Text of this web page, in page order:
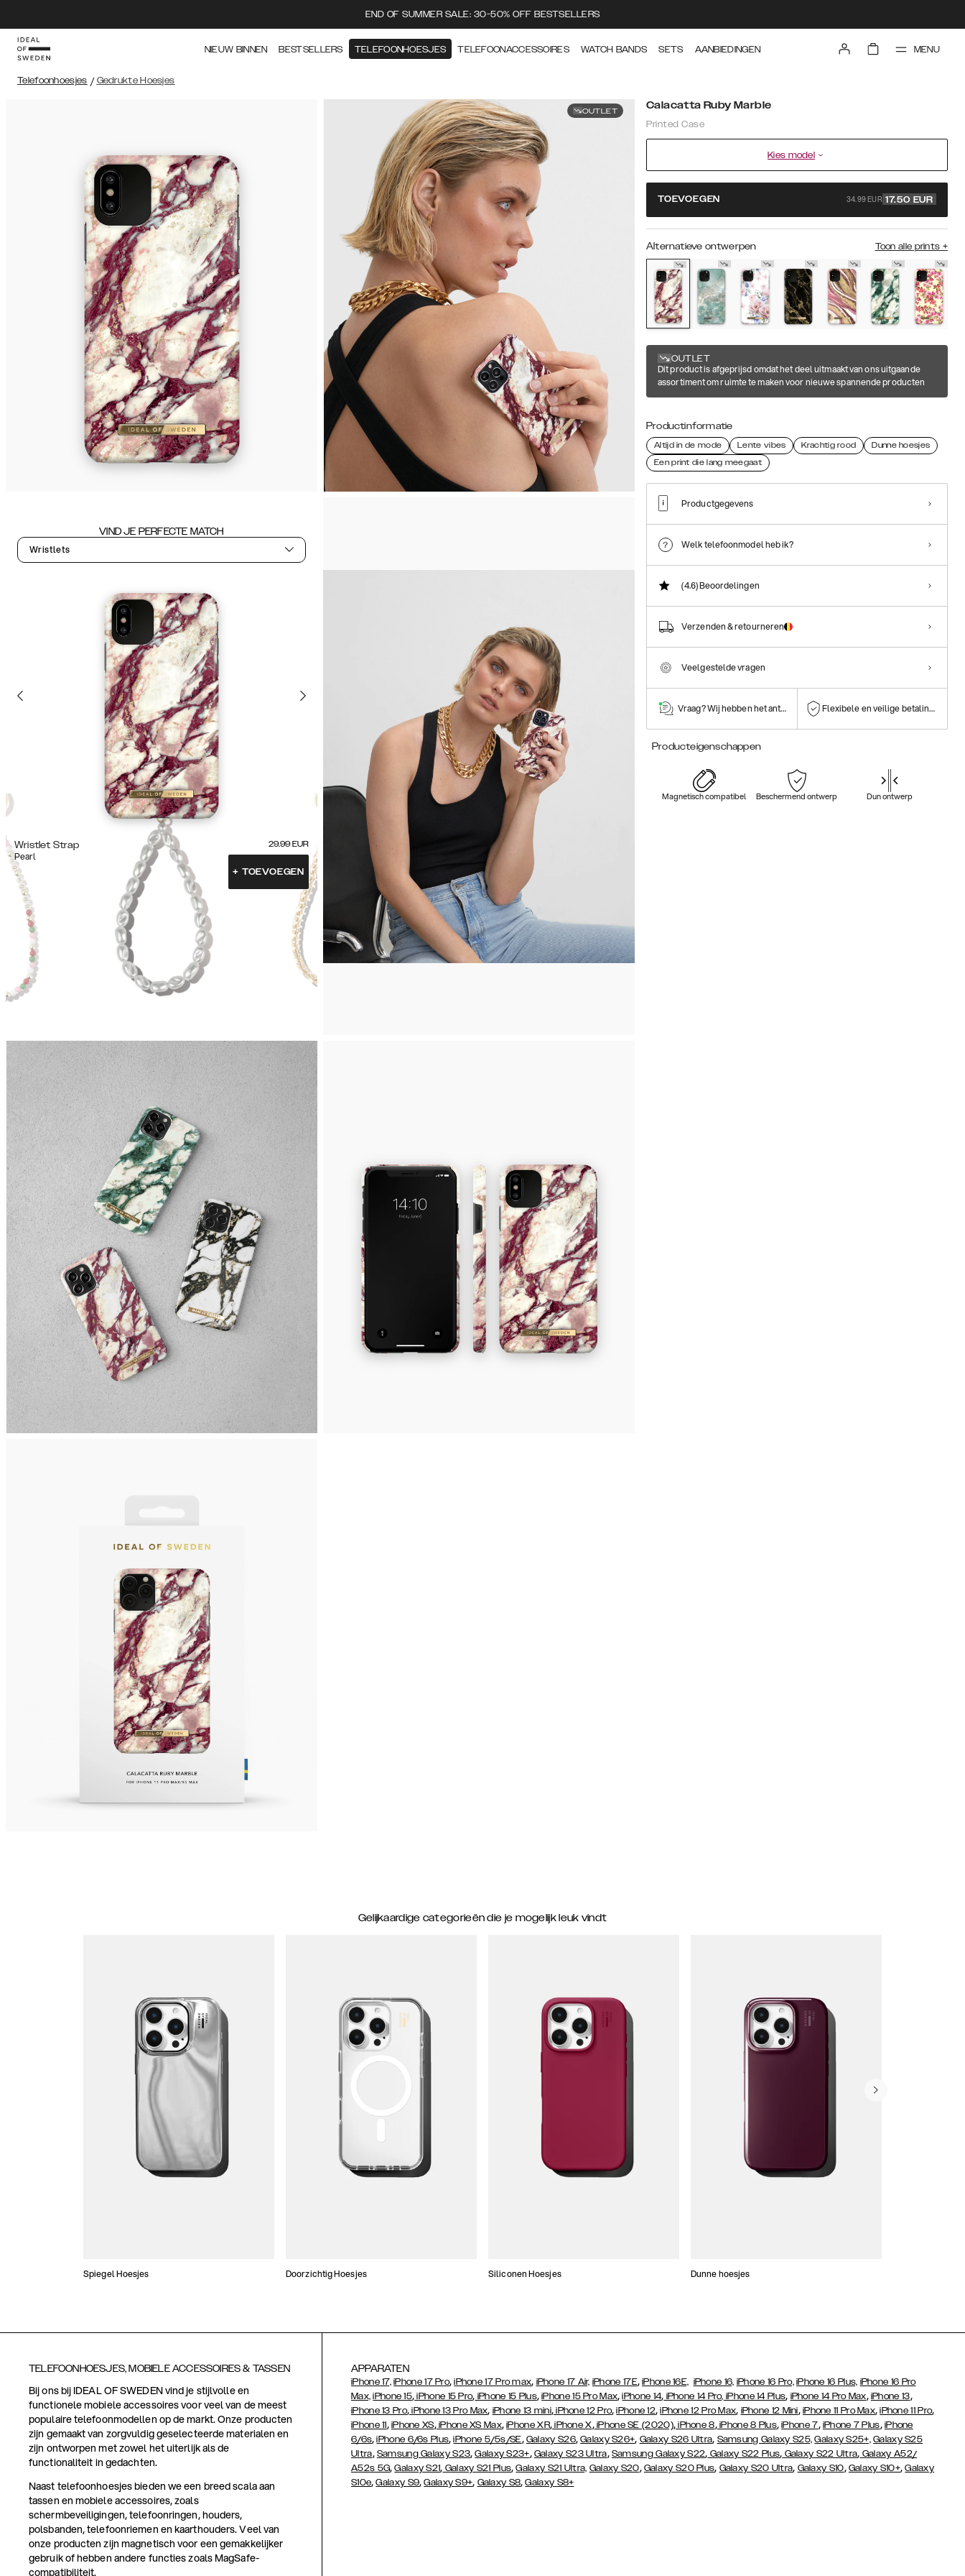
END OF SUMMER SALE: 30-50% OFF BESTSELLERS
NIEUW BINNEN BESTSELLERS TELEFOONHOESJES TELEFOONACCESSOIRES WATCH BANDS SETS AANBIEDINGEN MENU
Telefoonhoesjes / Gedrukte Hoesjes
OUTLET
VIND JE PERFECTE MATCH
Wristlets
Wristlet Strap
Pearl
29.99 EUR
+ TOEVOEGEN
Calacatta Ruby Marble
Printed Case
Kies model
TOEVOEGEN 34.99 EUR 17.50 EUR
Alternatieve ontwerpen Toon alle prints +
OUTLET
Dit product is afgeprijsd omdat het deel uitmaakt van ons uitgaande
assortiment om ruimte te maken voor nieuwe spannende producten
Productinformatie
Altijd in de mode Lente vibes Krachtig rood
Dunne hoesjes
Een print die lang meegaat
Productgegevens
Welk telefoonmodel heb ik?
(4.6)Beoordelingen
Verzenden & retourneren
Veelgestelde vragen
Vraag? Wij hebben het antwoord! Flexibele en veilige betalingen
Producteigenschappen
Magnetisch compatibel Beschermend ontwerp Dun ontwerp
Gelijkaardige categorieën die je mogelijk leuk vindt
Spiegel Hoesjes Doorzichtig Hoesjes Siliconen Hoesjes Dunne hoesjes
TELEFOONHOESJES, MOBIELE ACCESSOIRES & TASSEN
Bij ons bij IDEAL OF SWEDEN vind je stijlvolle en
functionele mobiele accessoires voor veel van de meest
populaire telefoonmodellen op de markt. Onze producten
zijn gemaakt van zorgvuldig geselecteerde materialen en
zijn ontworpen met zowel het uiterlijk als de
functionaliteit in gedachten.
Naast telefoonhoesjes bieden we een breed scala aan
tassen en mobiele accessoires, zoals
schermbeveiligingen, telefoonringen, houders,
polsbanden, telefoonriemen en kaarthouders. Veel van
onze producten zijn magnetisch voor een gemakkelijker
gebruik of hebben andere functies zoals MagSafe-
compatibiliteit.
APPARATEN
iPhone 17, iPhone 17 Pro,iPhone 17 Pro max, iPhone 17 Air, iPhone 17E,iPhone 16E, iPhone 16, iPhone 16 Pro, iPhone 16 Plus, iPhone 16 Pro
Max, iPhone 15, iPhone 15 Pro, iPhone 15 Plus,iPhone 15 Pro Max,iPhone 14, iPhone 14 Pro, iPhone 14 Plus, iPhone 14 Pro Max, iPhone 13,
iPhone 13 Pro, iPhone 13 Pro Max, iPhone 13 mini,iPhone 12 Pro,iPhone 12,iPhone 12 Pro Max, iPhone 12 Mini, iPhone 11 Pro Max,iPhone 11 Pro,
iPhone 11, iPhone XS,iPhone XS Max,iPhone XR,iPhone X,iPhone SE (2020),iPhone 8,iPhone 8 Plus,iPhone 7, iPhone 7 Plus, iPhone
6/6s,iPhone 6/6s Plus,iPhone 5/5s/SE, Galaxy S26,Galaxy S26+, Galaxy S26 Ultra, Samsung Galaxy S25, Galaxy S25+, Galaxy S25
Ultra, Samsung Galaxy S23,Galaxy S23+, Galaxy S23 Ultra, Samsung Galaxy S22, Galaxy S22 Plus, Galaxy S22 Ultra, Galaxy A52/
A52s 5G,Galaxy S21, Galaxy S21 Plus,Galaxy S21 Ultra, Galaxy S20, Galaxy S20 Plus, Galaxy S20 Ultra, Galaxy S10, Galaxy S10+,Galaxy
S10e,Galaxy S9,Galaxy S9+, Galaxy S8,Galaxy S8+